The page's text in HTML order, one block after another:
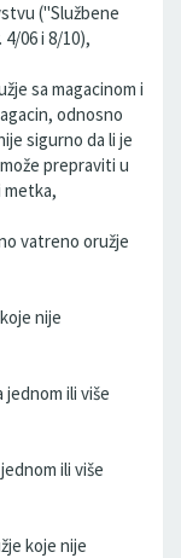
("Službene
06 i 8/10),
sa magacinom i
odnosno
sigurno da li je
prepraviti u
metka,
vatreno oružje
nije
ili više
ili više
koje nije